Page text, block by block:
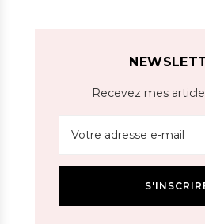
Recevez mes